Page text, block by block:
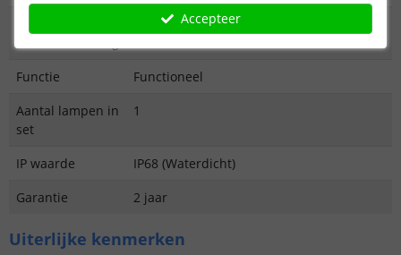
Grondlamp/grondspot
Functie
Functioneel
Aantal lampen in
set
1
IP waarde
IP68 (Waterdicht)
Garantie
2 jaar
Uiterlijke kenmerken
Accepteer